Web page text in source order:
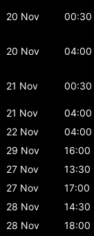
20 Nov 00:30
20 Nov 04:00
21 Nov 00:30
21 Nov
04:00
22 Nov
04:00
29 Nov
16:00
27 Nov
13:30
27 Nov
17:00
28 Nov
14:30
28 Nov
18:00